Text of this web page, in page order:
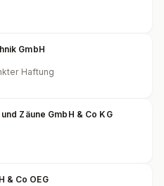
GmbH
Haftung
Zäune GmbH & Co KG
& Co OEG